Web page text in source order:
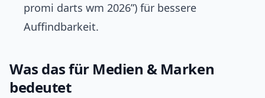
promi darts wm 2026”) für bessere
Auffindbarkeit.
Was das für Medien & Marken
bedeutet